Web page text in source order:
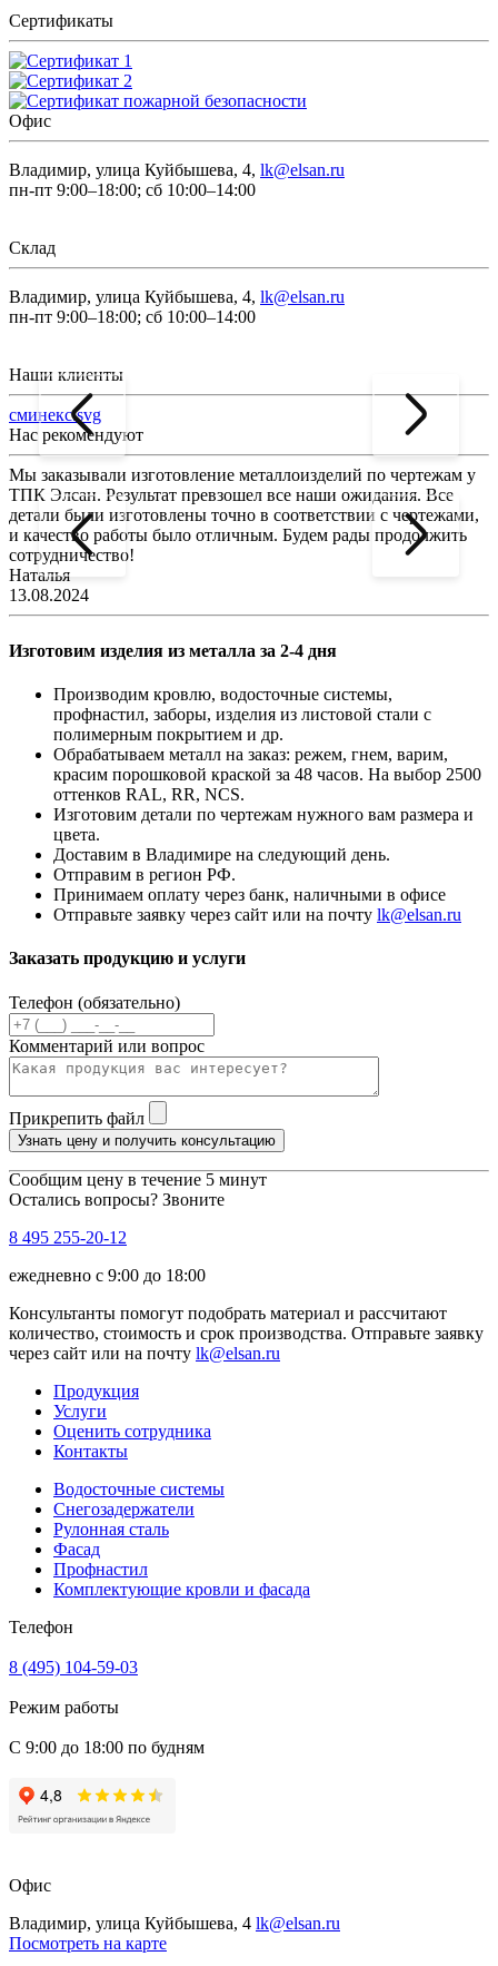
Сертификаты
Офис
Владимир, улица Куйбышева, 4, lk@elsan.ru
пн-пт 9:00–18:00; сб 10:00–14:00
Склад
Владимир, улица Куйбышева, 4, lk@elsan.ru
пн-пт 9:00–18:00; сб 10:00–14:00
Наши клиенты
сминекс.svg
Нас рекомендуют
Мы заказывали изготовление металлоизделий по чертежам у
ТПК Элсан. Результат превзошел все наши ожидания. Все
детали были изготовлены точно в соответствии с чертежами,
и качество работы было отличным. Будем рады продолжить
сотрудничество!
Наталья
13.08.2024
Изготовим изделия из металла за 2-4 дня
Производим кровлю, водосточные системы,
профнастил, заборы, изделия из листовой стали с
полимерным покрытием и др.
Обрабатываем металл на заказ: режем, гнем, варим,
красим порошковой краской за 48 часов. На выбор 2500
оттенков RAL, RR, NCS.
Изготовим детали по чертежам нужного вам размера и
цвета.
Доставим в Владимире на следующий день.
Отправим в регион РФ.
Принимаем оплату через банк, наличными в офисе
Отправьте заявку через сайт или на почту lk@elsan.ru
Заказать продукцию и услуги
Телефон (обязательно)
Комментарий или вопрос
Прикрепить файл
Узнать цену и получить консультацию
Сообщим цену в течение 5 минут
Остались вопросы? Звоните
8 495 255-20-12
ежедневно с 9:00 до 18:00
Консультанты помогут подобрать материал и рассчитают
количество, стоимость и срок производства. Отправьте заявку
через сайт или на почту lk@elsan.ru
Продукция
Услуги
Оценить сотрудника
Контакты
Водосточные системы
Снегозадержатели
Рулонная сталь
Фасад
Профнастил
Комплектующие кровли и фасада
Телефон
8 (495) 104-59-03
Режим работы
С 9:00 до 18:00 по будням
Офис
Владимир, улица Куйбышева, 4 lk@elsan.ru
Посмотреть на карте